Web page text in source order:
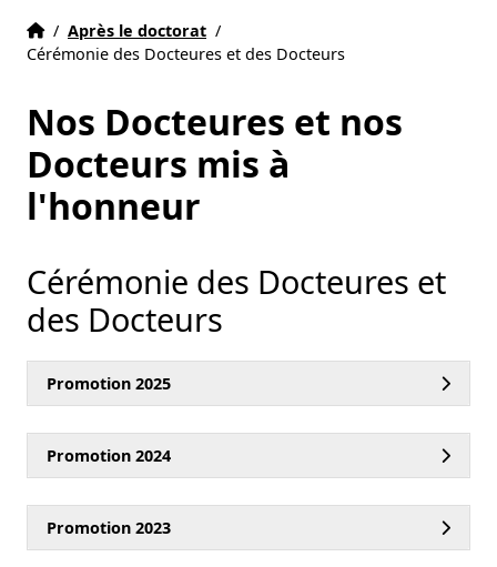
Ecole Graduée MADIS 631 Lille
Accueil
/ Après le doctorat /
Cérémonie des Docteures et des Docteurs
Nos Docteures et nos
Docteurs mis à
l'honneur
Cérémonie des Docteures et
des Docteurs
Promotion 2025
Promotion 2024
Promotion 2023